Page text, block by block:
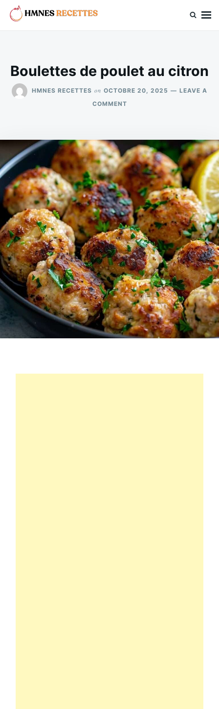
SkipSearch
for:
Boulettes de poulet au citron
HMNES RECETTES on OCTOBRE 20, 2025
LEAVE A
COMMENTON
AU
CITRON